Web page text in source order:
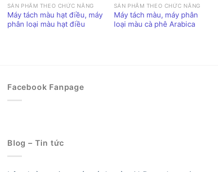
SẢN PHẨM THEO CHỨC NĂNG
Máy tách màu hạt điều, máy
phân loại màu hạt điều
SẢN PHẨM THEO CHỨC NĂNG
Máy tách màu, máy phân
loại màu cà phê Arabica
Facebook Fanpage
Blog – Tin tức